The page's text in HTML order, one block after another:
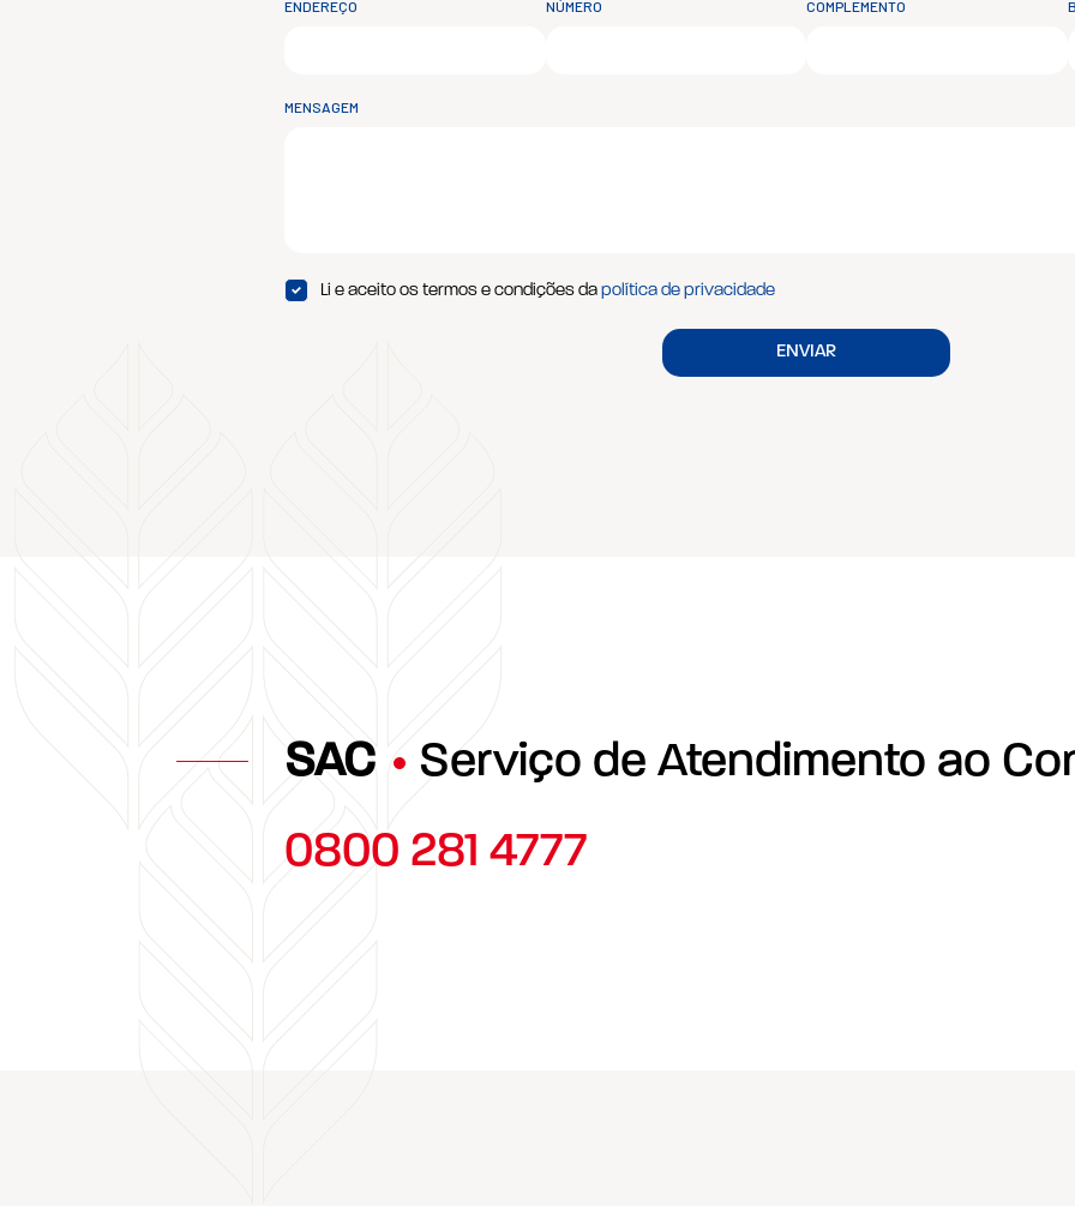
ENDEREÇO NÚMERO COMPLEMENTO
MENSAGEM
Li e aceito os termos e condições da política de privacidade
SAC
Serviço de Atendimento ao
0800 281 4777